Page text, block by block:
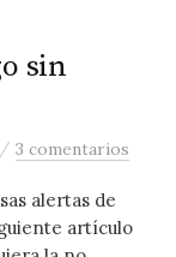
sin
/3 comentarios
alertas de
artículo